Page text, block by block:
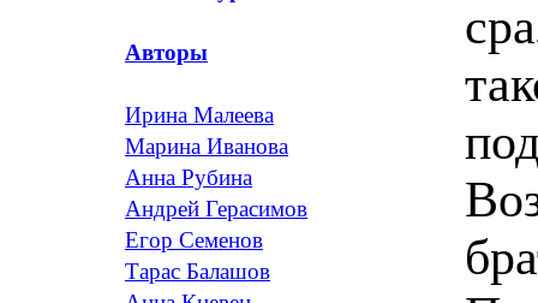
Авторы
Ирина Малеева
Марина Иванова
Анна Рубина
Андрей Герасимов
Егор Семенов
Тарас Балашов